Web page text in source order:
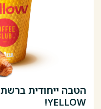
הטבה ייחודית ברשת
YELLOW!